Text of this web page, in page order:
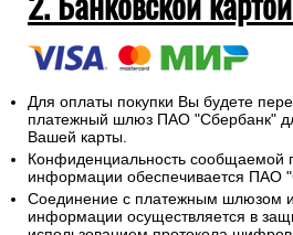
Для оплаты покупки Вы будете
платежный шлюз ПАО "Сбербанк"
Вашей карты.
Конфиденциальность сообщаемой
информации обеспечивается ПАО
Соединение с платежным шлюзом
информации осуществляется в